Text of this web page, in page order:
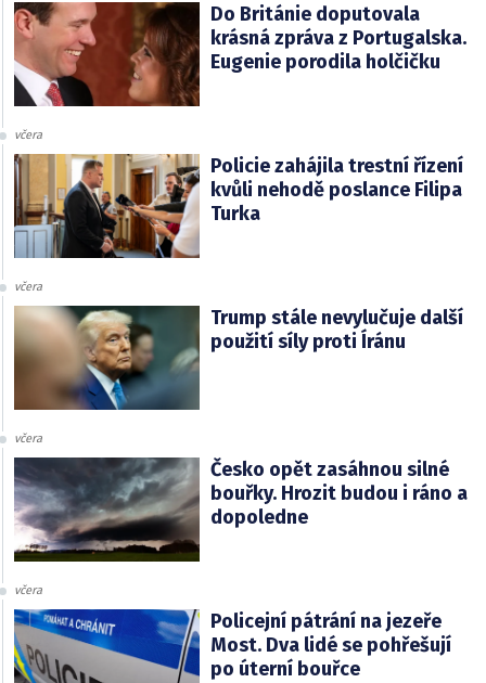
Do Británie doputovala
krásná zpráva z Portugalska.
Eugenie porodila holčičku
včera
Policie zahájila trestní řízení
kvůli nehodě poslance Filipa
Turka
včera
Trump stále nevylučuje další
použití síly proti Íránu
včera
Česko opět zasáhnou silné
bouřky. Hrozit budou i ráno a
dopoledne
včera
Policejní pátrání na jezeře
Most. Dva lidé se pohřešují
po úterní bouřce